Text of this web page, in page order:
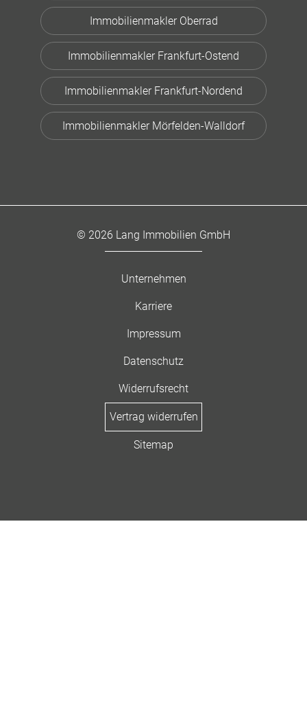
Immobilienmakler Oberrad
Immobilienmakler Frankfurt-Ostend
Immobilienmakler Frankfurt-Nordend
Immobilienmakler Mörfelden-Walldorf
© 2026 Lang Immobilien GmbH
Unternehmen
Karriere
Impressum
Datenschutz
Widerrufsrecht
Vertrag widerrufen
Sitemap